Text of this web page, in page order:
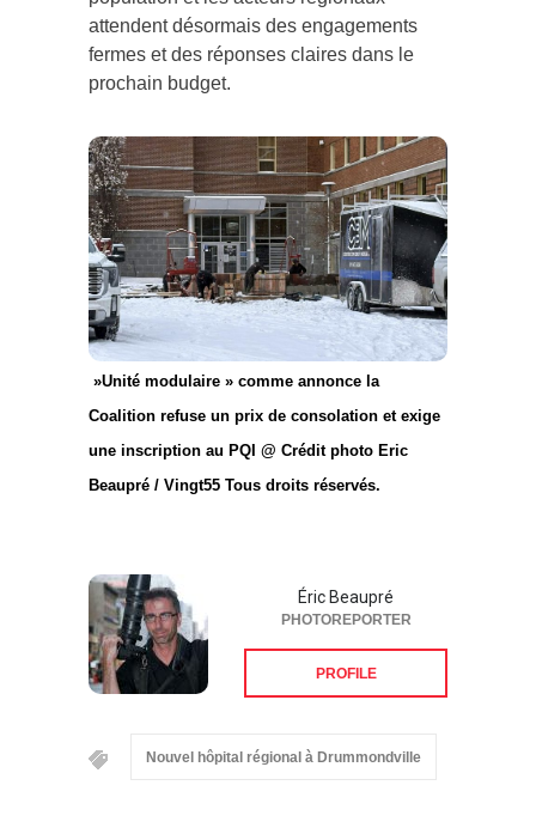
attendent désormais des engagements
fermes et des réponses claires dans le
prochain budget.
»Unité modulaire » comme annonce la
Coalition refuse un prix de consolation et exige
une inscription au PQI @ Crédit photo Eric
Beaupré / Vingt55 Tous droits réservés.
Éric Beaupré
PHOTOREPORTER
PROFILE
Nouvel hôpital régional à Drummondville